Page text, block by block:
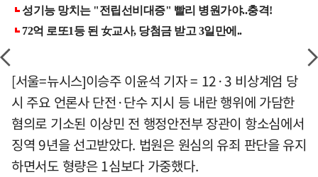
[서울=뉴시스]이승주 이윤석 기자 = 12·3 비상계엄 당
시 주요 언론사 단전·단수 지시 등 내란 행위에 가담한
혐의로 기소된 이상민 전 행정안전부 장관이 항소심에서
징역 9년을 선고받았다. 법원은 원심의 유죄 판단을 유지
하면서도 형량은 1심보다 가중했다.